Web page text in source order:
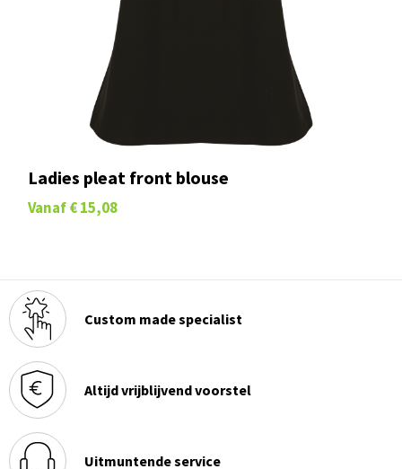
Ladies pleat front blouse
Vanaf € 15,08
Custom made specialist
Altijd vrijblijvend voorstel
Uitmuntende service